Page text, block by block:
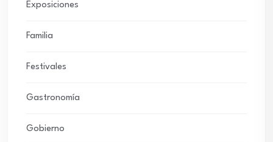
Exposiciones
Familia
Festivales
Gastronomía
Gobierno